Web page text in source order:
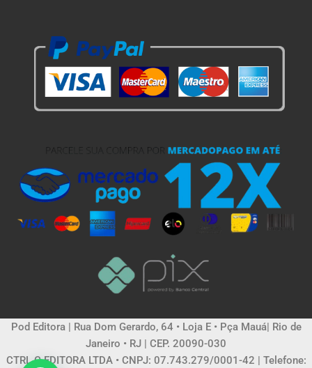
Pod Editora | Rua Dom Gerardo, 64 • Loja E • Pça Mauá| Rio de
Janeiro • RJ | CEP. 20090-030
CTRL C EDITORA LTDA • CNPJ: 07.743.279/0001-42 | Telefone: